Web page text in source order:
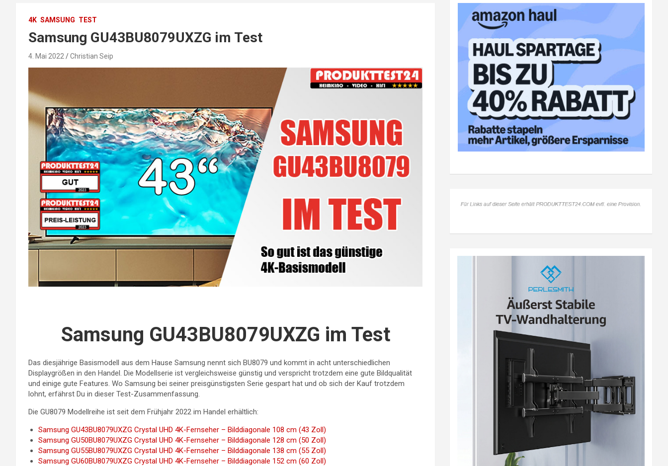
4K SAMSUNG TEST
Samsung GU43BU8079UXZG im Test
4. Mai 2022 Christian Seip
Samsung GU43BU8079UXZG im Test
Das diesjährige Basismodell aus dem Hause Samsung nennt sich BU8079 und kommt in acht unterschiedlichen
Displaygrößen in den Handel. Die Modellserie ist vergleichsweise günstig und verspricht trotzdem eine gute Bildqualität
und einige gute Features. Wo Samsung bei seiner preisgünstigsten Serie gespart hat und ob sich der Kauf trotzdem
lohnt, erfährst Du in dieser Test-Zusammenfassung.
Die GU8079 Modellreihe ist seit dem Frühjahr 2022 im Handel erhältlich:
Samsung GU43BU8079UXZG Crystal UHD 4K-Fernseher – Bilddiagonale 108 cm (43 Zoll)
Samsung GU50BU8079UXZG Crystal UHD 4K-Fernseher – Bilddiagonale 128 cm (50 Zoll)
Samsung GU55BU8079UXZG Crystal UHD 4K-Fernseher – Bilddiagonale 138 cm (55 Zoll)
Samsung GU60BU8079UXZG Crystal UHD 4K-Fernseher – Bilddiagonale 152 cm (60 Zoll)